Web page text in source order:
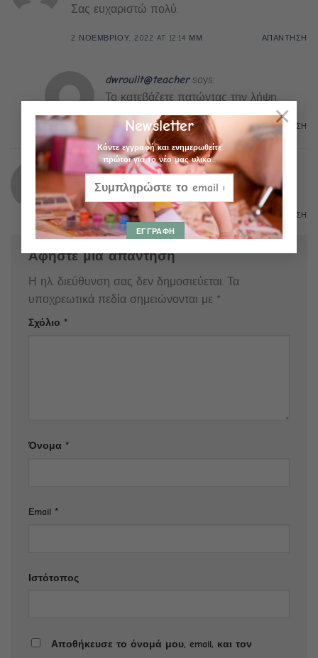
Newsletter
Κάντε εγγραφή και ενημερωθείτε
πρώτοι για το νέο μας υλικό...
×
Σας ευχαριστώ πολύ.
2 ΝΟΕΜΒΡΙΟΥ, 2022 AT 12:14 ΜΜ ΑΠΑΝΤΗΣΗ
dwroulit@teacher says:
Το κατεβάζετε πατώντας την λήψη.
2 ΝΟΕΜΒΡΙΟΥ, 2022 AT 7:42 ΜΜ ΑΠΑΝΤΗΣΗ
Manajemen says:
wow that’s good
19 ΙΑΝΟΥΑΡΙΟΥ, 2023 AT 10:37 ΠΜ ΑΠΑΝΤΗΣΗ
Αφήστε μια απάντηση
Η ηλ. διεύθυνση σας δεν δημοσιεύεται. Τα
υποχρεωτικά πεδία σημειώνονται με *
Σχόλιο *
Όνομα *
Email *
Ιστότοπος
Αποθήκευσε το όνομά μου, email, και τον